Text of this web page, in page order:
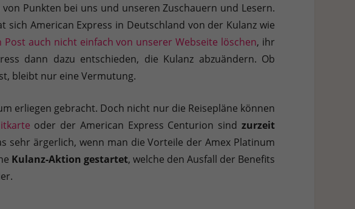
Punkten bei uns und unseren Zuschauern und Lesern.
American Express in Deutschland von der Kulanz wie
Post auch nicht einfach von unserer Webseite löschen, ihr
dann dazu entschieden, die Kulanz abzuändern. Ob
bleibt nur eine Vermutung.
erliegen gebracht. Doch nicht nur die Reisepläne können
oder der American Express Centurion sind zurzeit
sehr ärgerlich, wenn man die Vorteile der Amex Platinum
Kulanz-Aktion gestartet, welche den Ausfall der Benefits
stehen.
geben oder sich weitere Informationen anzeigen lassen und so nur bestimmte